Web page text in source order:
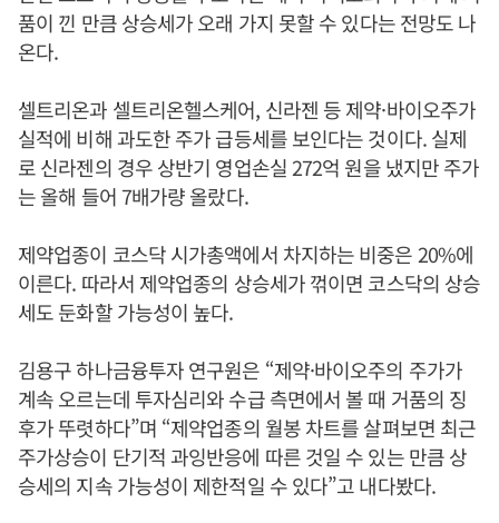
품이 낀 만큼 상승세가 오래 가지 못할 수 있다는 전망도 나
온다.
셀트리온과 셀트리온헬스케어, 신라젠 등 제약·바이오주가
실적에 비해 과도한 주가 급등세를 보인다는 것이다. 실제
로 신라젠의 경우 상반기 영업손실 272억 원을 냈지만 주가
는 올해 들어 7배가량 올랐다.
제약업종이 코스닥 시가총액에서 차지하는 비중은 20%에
이른다. 따라서 제약업종의 상승세가 꺾이면 코스닥의 상승
세도 둔화할 가능성이 높다.
김용구 하나금융투자 연구원은 “제약·바이오주의 주가가
계속 오르는데 투자심리와 수급 측면에서 볼 때 거품의 징
후가 뚜렷하다”며 “제약업종의 월봉 차트를 살펴보면 최근
주가상승이 단기적 과잉반응에 따른 것일 수 있는 만큼 상
승세의 지속 가능성이 제한적일 수 있다”고 내다봤다.